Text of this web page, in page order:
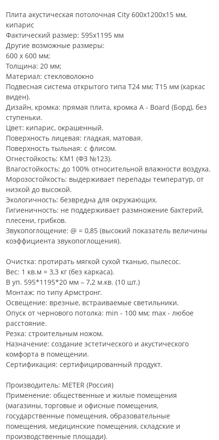
Плита акустическая потолочная City 600х1200х15 мм,
кипарис
Фактический размер: 595х1195 мм
Другие возможные размеры:
600 х 600 мм;
Толщина: 20 мм;
Материал: стекловолокно
Подвесная система открытого типа Т24 мм; Т15 мм (каркас
виден).
Дизайн, кромка: прямая плита, кромка А - Board (Борд), без
ступеньки.
Цвет: кипарис, окрашенный.
Поверхность лицевая: гладкая, матовая.
Поверхность тыльная: с флисом.
Огнестойкость: КМ1 (ФЗ №123).
Влагостойкость: до 100% относительной влажности воздуха.
Морозостойкость: выдерживает перепады температур, от
низкой до высокой.
Экологичность: безвредна для окружающих.
Гигиеничность: не поддерживает размножение бактерий,
плесени, грибков.
Звукопоглощение: @ = 0,85 (высокий показатель величины
коэффициента звукопоглощения).
Очистка: протирать мягкой сухой тканью, пылесос.
Вес: 1 кв.м = 3,3 кг (без каркаса).
В уп. 595*1195*20 мм – 7,2 м.кв. (10 шт.)
Монтаж: по типу Армстронг.
Освещение: врезные, встраиваемые светильники.
Опуск от чернового потолка: min - 100 мм; max - любое
расстояние.
Резка: строительным ножом.
Назначение: создание эстетического и акустического
комфорта в помещении.
Сертификация: сертифицированный продукт.
Производитель: МЕТЕR (Россия)
Применение: общественные и жилые помещения
(магазины, торговые и офисные помещения,
государственные помещения, образовательные
помещения, медицинские помещения, складские и
производственные площади).